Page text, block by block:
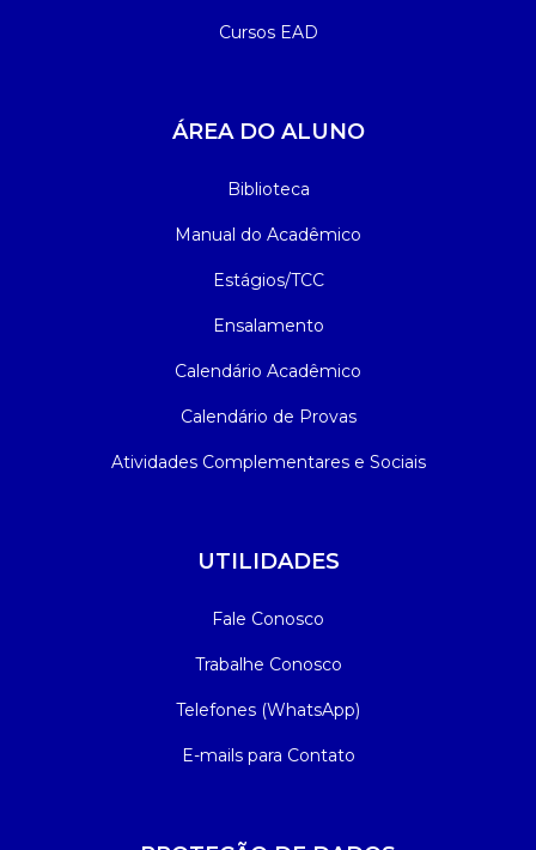
Cursos EAD
ÁREA DO ALUNO
Biblioteca
Manual do Acadêmico
Estágios/TCC
Ensalamento
Calendário Acadêmico
Calendário de Provas
Atividades Complementares e Sociais
UTILIDADES
Fale Conosco
Trabalhe Conosco
Telefones (WhatsApp)
E-mails para Contato